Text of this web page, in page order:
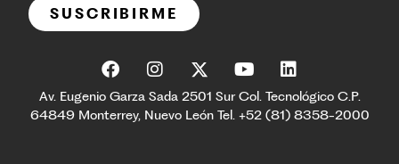
SUSCRIBIRME
Av. Eugenio Garza Sada 2501 Sur Col. Tecnológico C.P.
64849 Monterrey, Nuevo León Tel. +52 (81) 8358-2000